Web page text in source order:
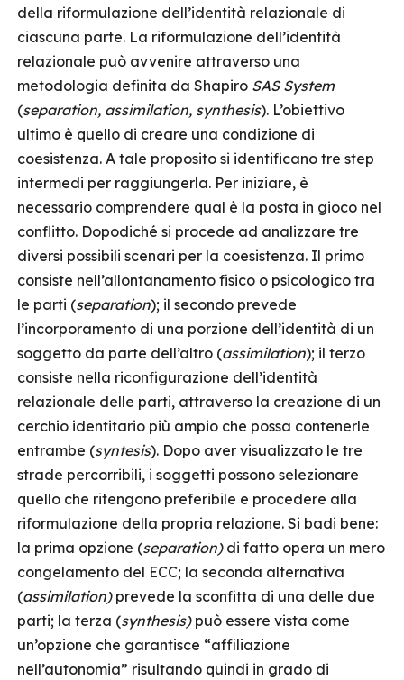
della riformulazione dell’identità relazionale di
ciascuna parte. La riformulazione dell’identità
relazionale può avvenire attraverso una
metodologia definita da Shapiro SAS System
(separation, assimilation, synthesis). L’obiettivo
ultimo è quello di creare una condizione di
coesistenza. A tale proposito si identificano tre step
intermedi per raggiungerla. Per iniziare, è
necessario comprendere qual è la posta in gioco nel
conflitto. Dopodiché si procede ad analizzare tre
diversi possibili scenari per la coesistenza. Il primo
consiste nell’allontanamento fisico o psicologico tra
le parti (separation); il secondo prevede
l’incorporamento di una porzione dell’identità di un
soggetto da parte dell’altro (assimilation); il terzo
consiste nella riconfigurazione dell’identità
relazionale delle parti, attraverso la creazione di un
cerchio identitario più ampio che possa contenerle
entrambe (syntesis). Dopo aver visualizzato le tre
strade percorribili, i soggetti possono selezionare
quello che ritengono preferibile e procedere alla
riformulazione della propria relazione. Si badi bene:
la prima opzione (separation) di fatto opera un mero
congelamento del ECC; la seconda alternativa
(assimilation)prevede la sconfitta di una delle due
parti; la terza (synthesis)può essere vista come
un’opzione che garantisce “affiliazione
nell’autonomia” risultando quindi in grado di